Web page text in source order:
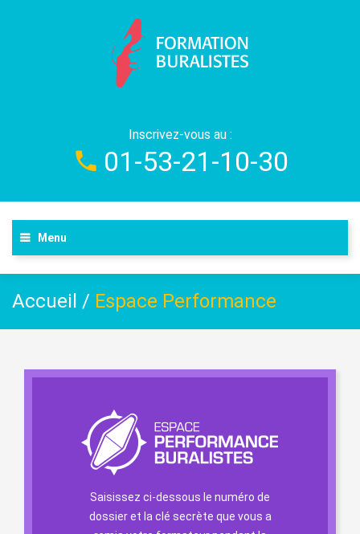
Inscrivez-vous au :
01-53-21-10-30
Menu
Accueil / Espace Performance
Saisissez ci-dessous le numéro de
dossier et la clé secrète que vous a